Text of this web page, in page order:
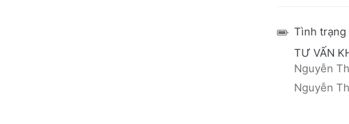
Tình trạng
TƯ VẤN
Nguyễn
Nguyễn